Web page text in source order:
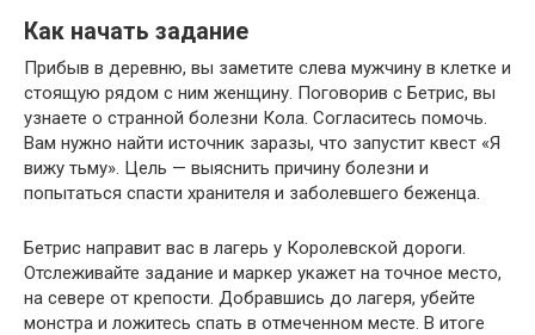
Как начать задание
Прибыв в деревню, вы заметите слева мужчину в клетке и
стоящую рядом с ним женщину. Поговорив с Бетрис, вы
узнаете о странной болезни Кола. Согласитесь помочь.
Вам нужно найти источник заразы, что запустит квест «Я
вижу тьму». Цель — выяснить причину болезни и
попытаться спасти хранителя и заболевшего беженца.
Бетрис направит вас в лагерь у Королевской дороги.
Отслеживайте задание и маркер укажет на точное место,
на севере от крепости. Добравшись до лагеря, убейте
монстра и ложитесь спать в отмеченном месте. В итоге